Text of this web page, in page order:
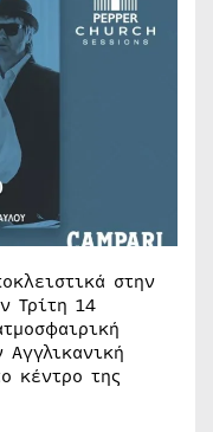
στην
Τρίτη 14
κέντρο της